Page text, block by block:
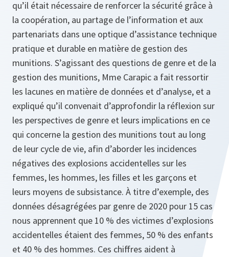
qu’il était nécessaire de renforcer la sécurité grâce à
la coopération, au partage de l’information et aux
partenariats dans une optique d’assistance technique
pratique et durable en matière de gestion des
munitions. S’agissant des questions de genre et de la
gestion des munitions, Mme Carapic a fait ressortir
les lacunes en matière de données et d’analyse, et a
expliqué qu’il convenait d’approfondir la réflexion sur
les perspectives de genre et leurs implications en ce
qui concerne la gestion des munitions tout au long
de leur cycle de vie, afin d’aborder les incidences
négatives des explosions accidentelles sur les
femmes, les hommes, les filles et les garçons et
leurs moyens de subsistance. À titre d’exemple, des
données désagrégées par genre de 2020 pour 15 cas
nous apprennent que 10 % des victimes d’explosions
accidentelles étaient des femmes, 50 % des enfants
et 40 % des hommes. Ces chiffres aident à